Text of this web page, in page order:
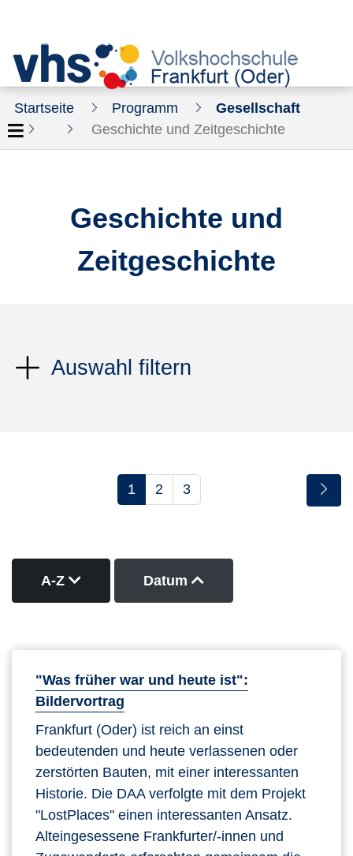
Startseite Programm
Gesellschaft
Geschichte und Zeitgeschichte
Geschichte und
Zeitgeschichte
Auswahl filtern
1 2 3
A-Z Kurse nach Titel absteigend sortieren
Datum Kurse nach Datum
"Was früher war und heute ist":
Bildervortrag
Frankfurt (Oder) ist reich an einst
bedeutenden und heute verlassenen oder
zerstörten Bauten, mit einer interessanten
Historie. Die DAA verfolgte mit dem Projekt
"LostPlaces" einen interessanten Ansatz.
Alteingesessene Frankfurter/-innen und